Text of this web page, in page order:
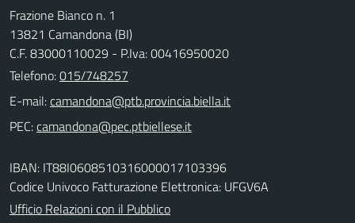
Frazione Bianco n. 1
13821 Camandona (BI)
C.F. 83000110029 - P.Iva: 00416950020
Telefono:015/748257
E-mail:
PEC:
IBAN: IT88I0608510316000017103396
Codice Univoco Fatturazione Elettronica: UFGV6A
Ufficio Relazioni con il Pubblico